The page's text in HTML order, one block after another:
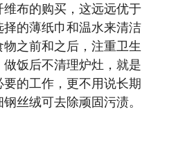
布的购买，这远远优于
的薄纸巾和温水来清洁
之前和之后，注重卫生
饭后不清理炉灶，就是
的工作，更不用说长期
丝绒可去除顽固污渍。